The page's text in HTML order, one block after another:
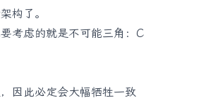
构了。
考虑的就是不可能三角：C
因此必定会大幅牺牲一致